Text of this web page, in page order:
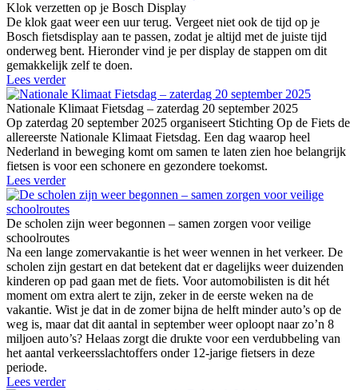
Klok verzetten op je Bosch Display
De klok gaat weer een uur terug. Vergeet niet ook de tijd op je
Bosch fietsdisplay aan te passen, zodat je altijd met de juiste tijd
onderweg bent. Hieronder vind je per display de stappen om dit
gemakkelijk zelf te doen.
Lees verder
Nationale Klimaat Fietsdag – zaterdag 20 september 2025
Op zaterdag 20 september 2025 organiseert Stichting Op de Fiets de
allereerste Nationale Klimaat Fietsdag. Een dag waarop heel
Nederland in beweging komt om samen te laten zien hoe belangrijk
fietsen is voor een schonere en gezondere toekomst.
Lees verder
De scholen zijn weer begonnen – samen zorgen voor veilige
schoolroutes
Na een lange zomervakantie is het weer wennen in het verkeer. De
scholen zijn gestart en dat betekent dat er dagelijks weer duizenden
kinderen op pad gaan met de fiets. Voor automobilisten is dit hét
moment om extra alert te zijn, zeker in de eerste weken na de
vakantie. Wist je dat in de zomer bijna de helft minder auto’s op de
weg is, maar dat dit aantal in september weer oploopt naar zo’n 8
miljoen auto’s? Helaas zorgt die drukte voor een verdubbeling van
het aantal verkeersslachtoffers onder 12-jarige fietsers in deze
periode.
Lees verder